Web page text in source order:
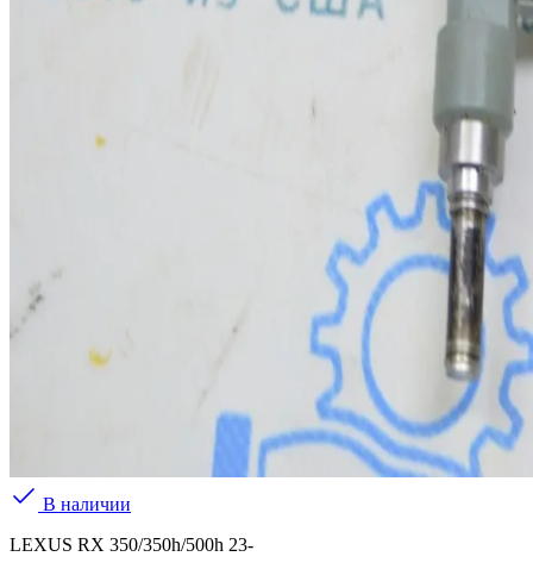
В наличии
LEXUS RX 350/350h/500h 23-